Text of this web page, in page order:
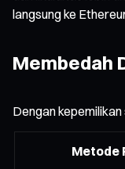
langsung ke
Membedah
Dengan
Metode